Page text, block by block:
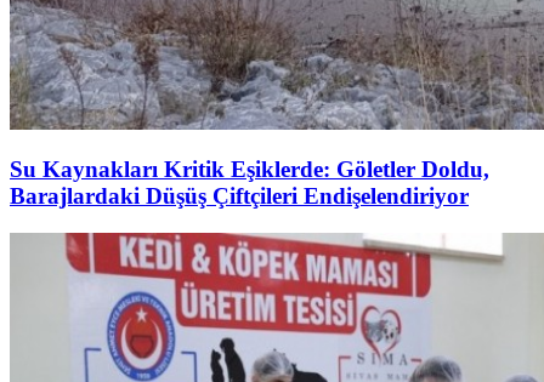
Su Kaynakları Kritik Eşiklerde: Göletler Doldu,
Barajlardaki Düşüş Çiftçileri Endişelendiriyor